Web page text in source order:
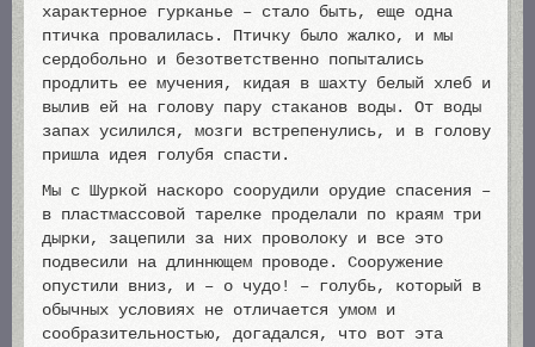
характерное гурканье – стало быть, еще одна
птичка провалилась. Птичку было жалко, и мы
сердобольно и безответственно попытались
продлить ее мучения, кидая в шахту белый хлеб и
вылив ей на голову пару стаканов воды. От воды
запах усилился, мозги встрепенулись, и в голову
пришла идея голубя спасти.
Мы с Шуркой наскоро соорудили орудие спасения –
в пластмассовой тарелке проделали по краям три
дырки, зацепили за них проволоку и все это
подвесили на длиннющем проводе. Сооружение
опустили вниз, и – о чудо! – голубь, который в
обычных условиях не отличается умом и
сообразительностью, догадался, что вот эта